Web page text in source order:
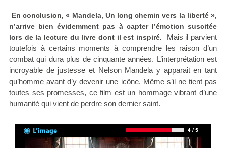
En conclusion, « Mandela, Un long chemin vers la liberté »,
n’arrive bien évidemment pas à capter l’émotion suscitée
lors de la lecture du livre dont il est inspiré.
Mais il parvient
toutefois à certains moments à comprendre les raison d’un
combat qui dura plus de cinquante années. L’interprétation est
incroyable de justesse et Nelson Mandela y apparait en tant
qu’homme avant d’y devenir une icône. Même s’il ne tient pas
toutes ses promesses, ce film est un hommage vibrant d’une
humanité qui vient de perdre son dernier saint.